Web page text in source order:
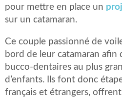
pour mettre en place un
sur un catamaran.
Ce couple passionné de
bord de leur catamaran afin
bucco-dentaires au plus
d’enfants. Ils font donc
français et étrangers,